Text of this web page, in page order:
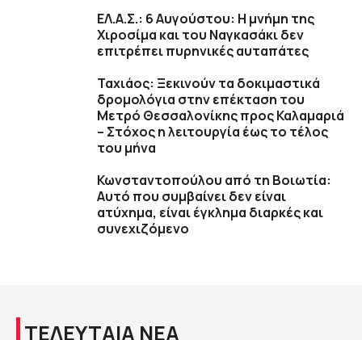
ΕΛ.Α.Σ.: 6 Αυγούστου: Η μνήμη της
Χιροσίμα και του Ναγκασάκι δεν
επιτρέπει πυρηνικές αυταπάτες
Ταχιάος: Ξεκινούν τα δοκιμαστικά
δρομολόγια στην επέκταση του
Μετρό Θεσσαλονίκης προς Καλαμαριά
– Στόχος η λειτουργία έως το τέλος
του μήνα
Κωνσταντοπούλου από τη Βοιωτία:
Αυτό που συμβαίνει δεν είναι
ατύχημα, είναι έγκλημα διαρκές και
συνεχιζόμενο
ΤΕΛΕΥΤΑΙΑ ΝΕΑ